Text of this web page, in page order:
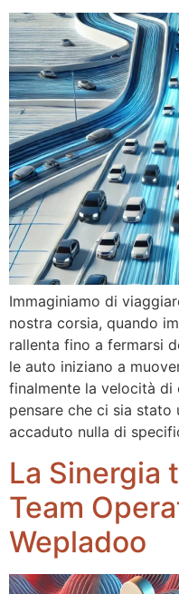
Immaginiamo di
nostra corsia, quando
rallenta fino a fermarsi
le auto iniziano a
finalmente la velocità
pensare che ci sia stato
accaduto nulla di
La Sinergia
Team
Wepladoo